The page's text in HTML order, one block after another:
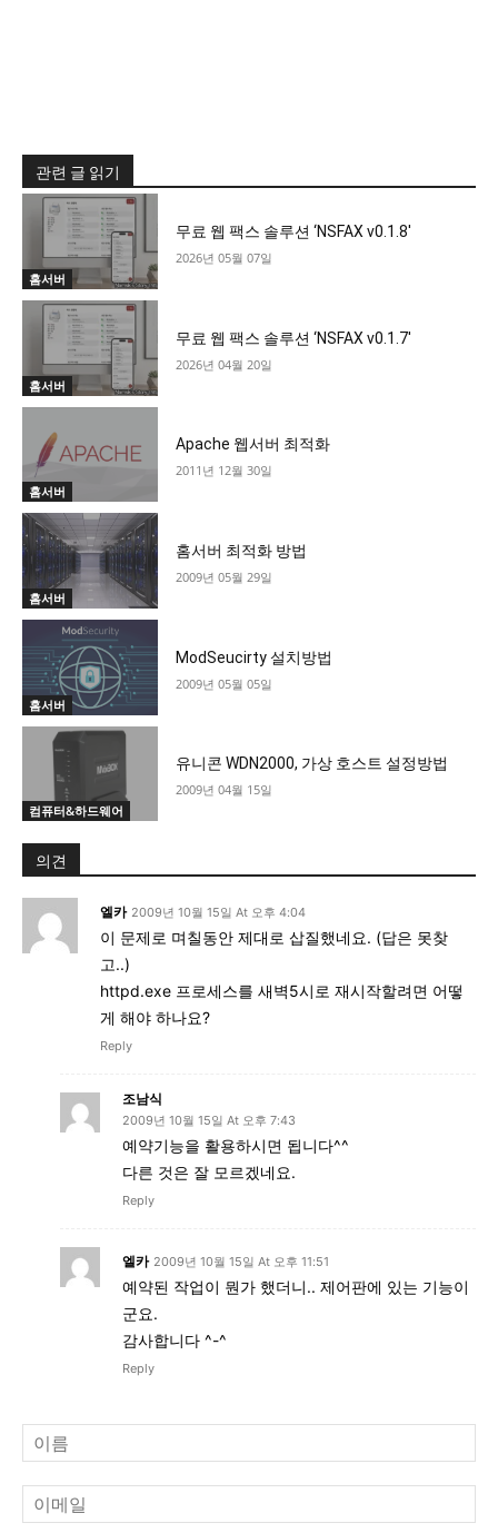
관련 글 읽기
홈서버
무료 웹 팩스 솔루션 ‘NSFAX v0.1.8′
2026년 05월 07일
홈서버
무료 웹 팩스 솔루션 ‘NSFAX v0.1.7′
2026년 04월 20일
홈서버
Apache 웹서버 최적화
2011년 12월 30일
홈서버
홈서버 최적화 방법
2009년 05월 29일
홈서버
ModSeucirty 설치방법
2009년 05월 05일
컴퓨터&하드웨어
유니콘 WDN2000, 가상 호스트 설정방법
2009년 04월 15일
의견
엘카 2009년 10월 15일 At 오후 4:04
이 문제로 며칠동안 제대로 삽질했네요. (답은 못찾
고..)
httpd.exe 프로세스를 새벽5시로 재시작할려면 어떻
게 해야 하나요?
Reply
조남식
2009년 10월 15일 At 오후 7:43
예약기능을 활용하시면 됩니다^^
다른 것은 잘 모르겠네요.
Reply
엘카 2009년 10월 15일 At 오후 11:51
예약된 작업이 뭔가 했더니.. 제어판에 있는 기능이
군요.
감사합니다 ^-^
Reply
름
메